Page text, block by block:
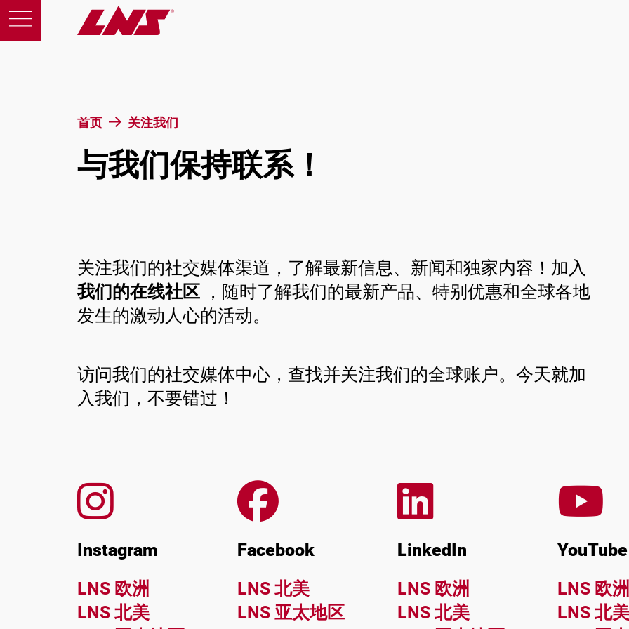
首页 关注我们
与我们保持联系！
关注我们的社交媒体渠道，了解最新信息、新闻和独家内容！加入
我们的在线社区 ，随时了解我们的最新产品、特别优惠和全球各地
发生的激动人心的活动。
访问我们的社交媒体中心，查找并关注我们的全球账户。今天就加
入我们，不要错过！
Instagram
LNS 欧洲
LNS 北美
Facebook
LNS 北美
LNS 亚太地区
LinkedIn
LNS 欧洲
LNS 北美
YouTube
LNS 欧洲
LNS 北美
产品
支援
关于我们
征才